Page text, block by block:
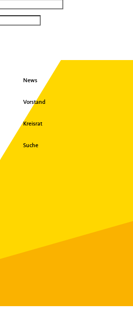
News
Vorstand
Kreisrat
Suche